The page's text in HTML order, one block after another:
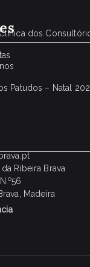
dos
Patudos – Natal
Ribeira Brava
o56
Madeira